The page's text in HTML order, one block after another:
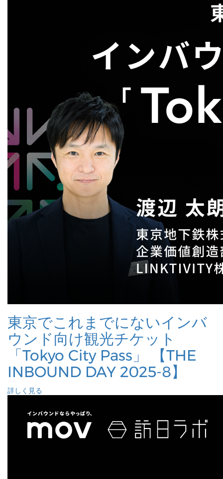
東京でこれまでにないインバ
ウンド向け観光チケット
「Tokyo City Pass」 【THE
INBOUND DAY 2025-8】
詳しく見る